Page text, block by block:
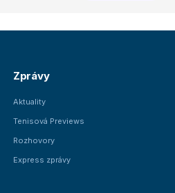
Zprávy
Aktuality
Tenisová Previews
Rozhovory
Express zprávy